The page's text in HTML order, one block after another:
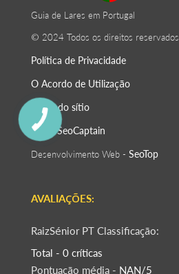
Guia de Lares em Portugal
© 2024 Todos os direitos reservados
Política de Privacidade
O Acordo de Utilização
Mapa do sítio
SEO -SeoСaptain
Desenvolvimento Web - SeoTop
AVALIAÇÕES:
RaizSénior PT Classificação:
Total - 0 críticas
Pontuação média - NAN/5